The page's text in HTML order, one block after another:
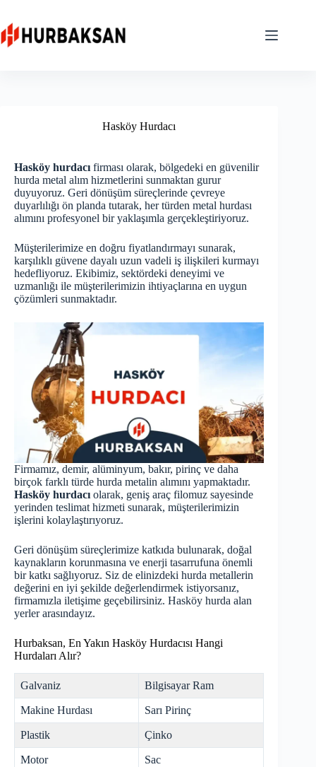
content
Hasköy Hurdacı
Hasköy hurdacı firması olarak, bölgedeki en güvenilir
hurda metal alım hizmetlerini sunmaktan gurur
duyuyoruz. Geri dönüşüm süreçlerinde çevreye
duyarlılığı ön planda tutarak, her türden metal hurdası
alımını profesyonel bir yaklaşımla gerçekleştiriyoruz.
Müşterilerimize en doğru fiyatlandırmayı sunarak,
karşılıklı güvene dayalı uzun vadeli iş ilişkileri kurmayı
hedefliyoruz. Ekibimiz, sektördeki deneyimi ve
uzmanlığı ile müşterilerimizin ihtiyaçlarına en uygun
çözümleri sunmaktadır.
Firmamız, demir, alüminyum, bakır, pirinç ve daha
birçok farklı türde hurda metalin alımını yapmaktadır.
Hasköy hurdacı olarak, geniş araç filomuz sayesinde
yerinden teslimat hizmeti sunarak, müşterilerimizin
işlerini kolaylaştırıyoruz.
Geri dönüşüm süreçlerimize katkıda bulunarak, doğal
kaynakların korunmasına ve enerji tasarrufuna önemli
bir katkı sağlıyoruz. Siz de elinizdeki hurda metallerin
değerini en iyi şekilde değerlendirmek istiyorsanız,
firmamızla iletişime geçebilirsiniz. Hasköy hurda alan
yerler arasındayız.
Hurbaksan, En Yakın Hasköy Hurdacısı Hangi
Hurdaları Alır?
Galvaniz Bilgisayar Ram
Makine Hurdası Sarı Pirinç
Plastik Çinko
Motor Sac